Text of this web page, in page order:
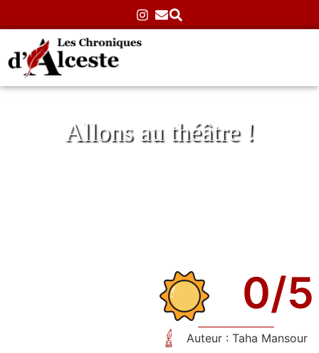
Allons au théâtre !
0/5
Auteur : Taha Mansour